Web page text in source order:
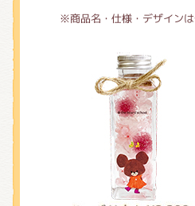
※商品名・仕様・デザイン